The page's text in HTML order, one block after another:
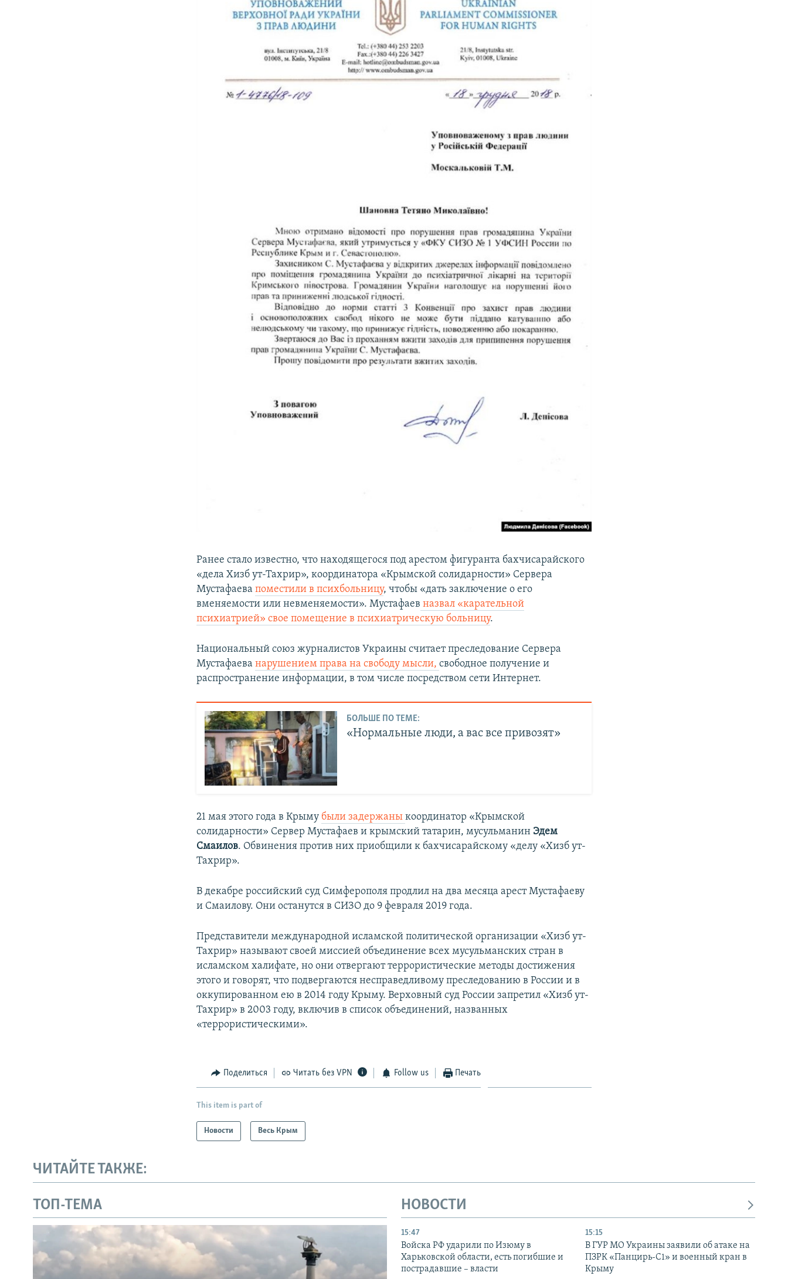
​Ранее стало известно, что находящегося под арестом фигуранта бахчисарайского
«дела Хизб ут-Тахрир», координатора «Крымской солидарности» Сервера
Мустафаевапоместили в психбольницу, чтобы «дать заключение о его
вменяемости или невменяемости». Мустафаев назвал «карательной
психиатрией» свое помещение в психиатрическую больницу.
Национальный союз журналистов Украины считает преследование Сервера
Мустафаеванарушением права на свободу мысли,свободное получение и
распространение информации, в том числе посредством сети Интернет.
БОЛЬШЕ ПО ТЕМЕ:
«Нормальные люди, а вас все привозят»
​21 мая этого года в Крыму были задержаныкоординатор «Крымской
солидарности» Сервер Мустафаев и крымский татарин, мусульманин Эдем
Смаилов. Обвинения против них приобщили к бахчисарайскому «делу «Хизб ут-
Тахрир».
В декабре российский суд Симферополя продлил на два месяца арест Мустафаеву
и Смаилову. Они останутся в СИЗО до 9 февраля 2019 года.
Представители международной исламской политической организации «Хизб ут-
Тахрир» называют своей миссией объединение всех мусульманских стран в
исламском халифате, но они отвергают террористические методы достижения
этого и говорят, что подвергаются несправедливому преследованию в России и в
оккупированном ею в 2014 году Крыму. Верховный суд России запретил «Хизб ут-
Тахрир» в 2003 году, включив в список объединений, названных
«террористическими».
Поделиться Читать без VPN Follow us Печать
This item is part of
Новости Весь Крым
ЧИТАЙТЕ ТАКЖЕ:
ТОП-ТЕМА НОВОСТИ
15:47
Войска РФ ударили по Изюму в
Харьковской области, есть погибшие и
пострадавшие – власти
15:15
В ГУР МО Украины заявили об атаке на
ПЗРК «Панцирь-С1» и военный кран в
Крыму